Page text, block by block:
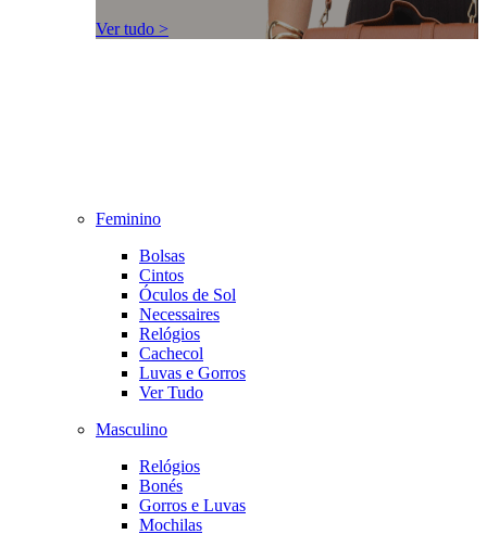
Ver tudo >
Feminino
Bolsas
Cintos
Óculos de Sol
Necessaires
Relógios
Cachecol
Luvas e Gorros
Ver Tudo
Masculino
Relógios
Bonés
Gorros e Luvas
Mochilas